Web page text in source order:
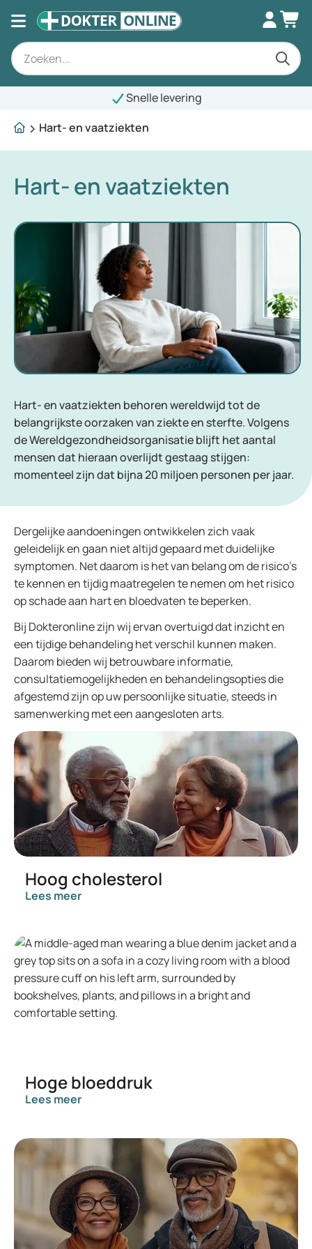
Snelle levering
Hart- en vaatziekten
Hart- en vaatziekten
Hart- en vaatziekten behoren wereldwijd tot de
belangrijkste oorzaken van ziekte en sterfte. Volgens
de Wereldgezondheidsorganisatie blijft het aantal
mensen dat hieraan overlijdt gestaag stijgen:
momenteel zijn dat bijna 20 miljoen personen per jaar.
Dergelijke aandoeningen ontwikkelen zich vaak
geleidelijk en gaan niet altijd gepaard met duidelijke
symptomen. Net daarom is het van belang om de risico’s
te kennen en tijdig maatregelen te nemen om het risico
op schade aan hart en bloedvaten te beperken.
Bij Dokteronline zijn wij ervan overtuigd dat inzicht en
een tijdige behandeling het verschil kunnen maken.
Daarom bieden wij betrouwbare informatie,
consultatiemogelijkheden en behandelingsopties die
afgestemd zijn op uw persoonlijke situatie, steeds in
samenwerking met een aangesloten arts.
Hoog cholesterol
Lees meer
Hoge bloeddruk
Lees meer